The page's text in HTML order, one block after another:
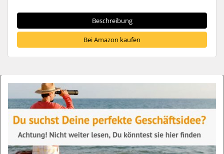
Beschreibung
Bei Amazon kaufen